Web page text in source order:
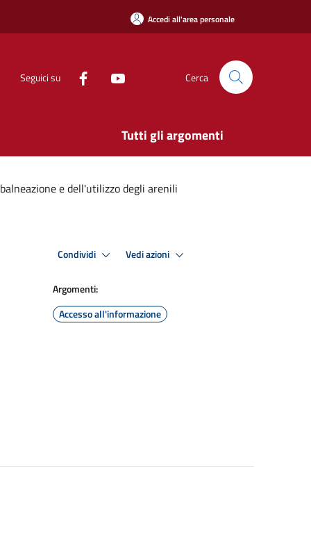
Accedi all'area personale
Seguici su Cerca
Tutti gli argomenti
e dell'utilizzo degli arenili
Condividi Vedi azioni
Argomenti:
Accesso all'informazione